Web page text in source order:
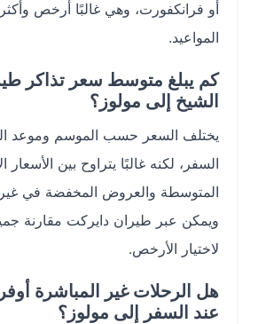
أو فرانكفورت، وهي غالبًا أرخص وأكثر
المواعيد.
كم يبلغ متوسط سعر تذاكر
الشيخ إلى مولوز؟
يختلف السعر حسب الموسم وموعد الحجز
السفر، لكنه غالبًا يتراوح بين الأسعار
المتوسطة والعروض المخفضة في غير
ويمكن عبر طيران دايركت مقارنة جميع
لاختيار الأرخص.
هل الرحلات غير المباشرة أوفر من
عند السفر إلى مولوز؟